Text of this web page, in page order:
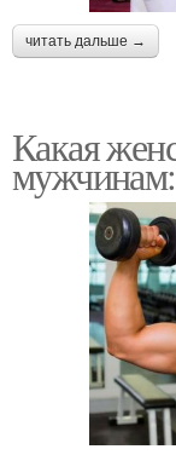
читать дальше →
Какая